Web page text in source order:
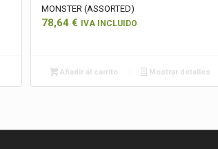
MONSTER (ASSORTED)
78,64€ IVA INCLUIDO
Añadir al carrito Mostrar detalles